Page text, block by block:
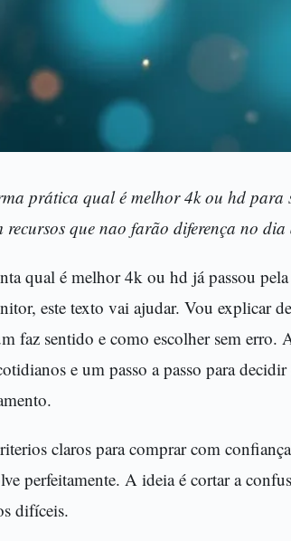
prática qual é melhor 4k ou hd para
recursos que nao farão diferença no dia
qual é melhor 4k ou hd já passou
este texto vai ajudar. Vou explicar
faz sentido e como escolher sem erro.
e um passo a passo para
claros para comprar com
perfeitamente. A ideia é cortar a
difíceis.